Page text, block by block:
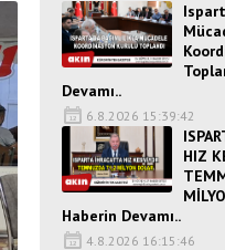
Devamı..
6.8.2026 15:39:42
HIZ
Haberin Devamı..
4.8.2026 16:15:46